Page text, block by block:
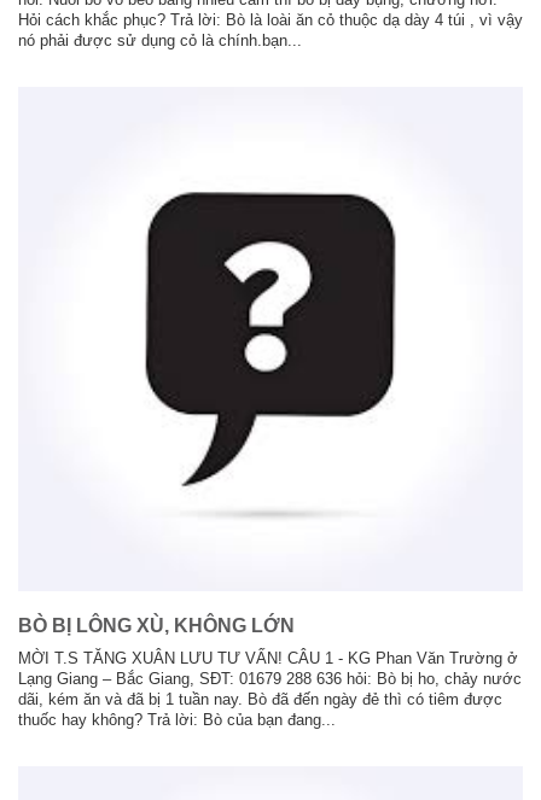
Hỏi cách khắc phục? Trả lời: Bò là loài ăn cỏ thuộc dạ dày 4 túi , vì vậy
nó phải được sử dụng cỏ là chính.bạn...
BÒ BỊ LÔNG XÙ, KHÔNG LỚN
MỜI T.S TĂNG XUÂN LƯU TƯ VẤN! CÂU 1 - KG Phan Văn Trường ở
Lạng Giang – Bắc Giang, SĐT: 01679 288 636 hỏi: Bò bị ho, chảy nước
dãi, kém ăn và đã bị 1 tuần nay. Bò đã đến ngày đẻ thì có tiêm được
thuốc hay không? Trả lời: Bò của bạn đang...